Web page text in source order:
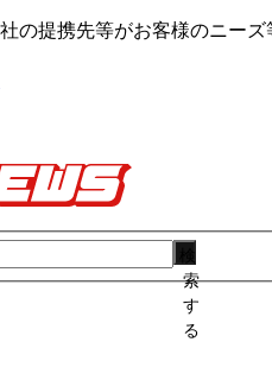
の提携先等がお客様のニー
索
す
る